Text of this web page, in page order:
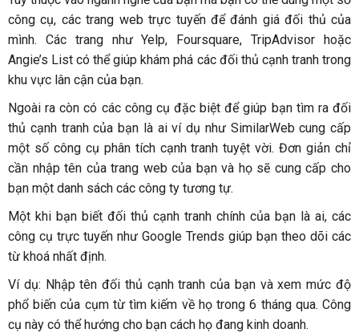
công cụ, các trang web trực tuyến để đánh giá đối thủ của
mình. Các trang như Yelp, Foursquare, TripAdvisor hoặc
Angie’s List có thể giúp khám phá các đối thủ cạnh tranh trong
khu vực lân cận của bạn.
Ngoài ra còn có các công cụ đặc biệt để giúp bạn tìm ra đối
thủ cạnh tranh của bạn là ai ví dụ như SimilarWeb cung cấp
một số công cụ phân tích cạnh tranh tuyệt vời. Đơn giản chỉ
cần nhập tên của trang web của bạn và họ sẽ cung cấp cho
bạn một danh sách các công ty tương tự.
Một khi bạn biết đối thủ cạnh tranh chính của bạn là ai, các
công cụ trực tuyến như Google Trends giúp bạn theo dõi các
từ khoá nhất định.
Ví dụ: Nhập tên đối thủ cạnh tranh của bạn và xem mức độ
phổ biến của cụm từ tìm kiếm về họ trong 6 tháng qua. Công
cụ này có thể hướng cho bạn cách họ đang kinh doanh.